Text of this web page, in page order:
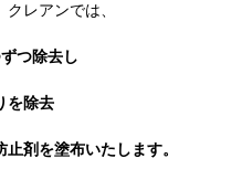
レアンでは、
つ除去し
を除去
剤を塗布いたします。